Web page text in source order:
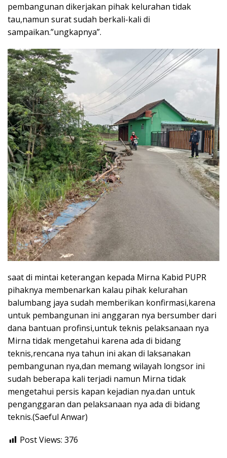
pembangunan dikerjakan pihak kelurahan tidak
tau,namun surat sudah berkali-kali di
sampaikan.”ungkapnya”.
saat di mintai keterangan kepada Mirna Kabid PUPR
pihaknya membenarkan kalau pihak kelurahan
balumbang jaya sudah memberikan konfirmasi,karena
untuk pembangunan ini anggaran nya bersumber dari
dana bantuan profinsi,untuk teknis pelaksanaan nya
Mirna tidak mengetahui karena ada di bidang
teknis,rencana nya tahun ini akan di laksanakan
pembangunan nya,dan memang wilayah longsor ini
sudah beberapa kali terjadi namun Mirna tidak
mengetahui persis kapan kejadian nya.dan untuk
penganggaran dan pelaksanaan nya ada di bidang
teknis.(Saeful Anwar)
Post Views: 376